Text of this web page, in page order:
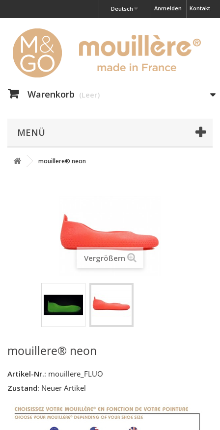
Kontakt
Anmelden
Deutsch
Warenkorb (Leer)
MENÜ
mouillere® neon
Vergrößern
mouillere® neon
Artikel-Nr.: mouillere_FLUO
Zustand: Neuer Artikel